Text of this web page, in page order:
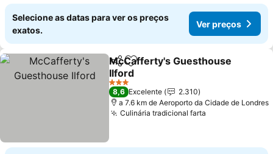
Selecione as datas para ver os preços
exatos.
Ver preços
PartilharAdicionar aos favoritos
McCafferty's Guesthouse
Ilford
Ver preços
3 Estrelas
8,6 Excelente
2.310
a 7.6 km de Aeroporto da Cidade de Londres
Culinária tradicional farta